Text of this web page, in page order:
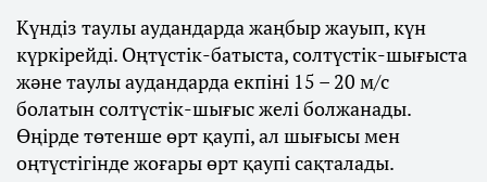
Күндіз таулы аудандарда жаңбыр жауып, күн
күркірейді. Оңтүстік-батыста, солтүстік-шығыста
және таулы аудандарда екпіні 15 – 20 м/с
болатын солтүстік-шығыс желі болжанады.
Өңірде төтенше өрт қаупі, ал шығысы мен
оңтүстігінде жоғары өрт қаупі сақталады.